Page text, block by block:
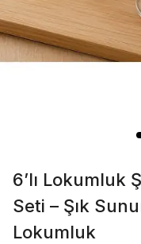
6’lı Lokumluk
Seti – Şık
Lokumluk